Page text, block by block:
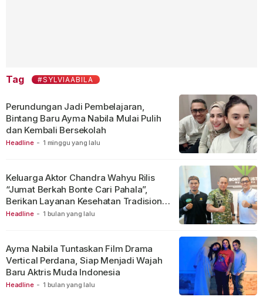
Tag #SYLVIAABILA
Headline - 1 minggu yang lalu
Perundungan Jadi Pembelajaran,
Bintang Baru Ayma Nabila Mulai Pulih
dan Kembali Bersekolah
Headline - 1 bulan yang lalu
Keluarga Aktor Chandra Wahyu Rilis
“Jumat Berkah Bonte Cari Pahala”,
Berikan Layanan Kesehatan Tradisional
Gratis
Headline - 1 bulan yang lalu
Ayma Nabila Tuntaskan Film Drama
Vertical Perdana, Siap Menjadi Wajah
Baru Aktris Muda Indonesia